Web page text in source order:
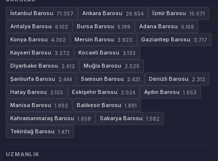
İstanbul Barosu
71.357 Ankara Barosu 26.654 İzmir Barosu 15.071
Antalya Barosu 6.102 Bursa Barosu 5.199 Adana Barosu 5.169
Konya Barosu 4.302 Mersin Barosu 3.923 Gaziantep Barosu 3.717
Kayseri Barosu 3.272 Kocaeli Barosu 3.132
Diyarbakır Barosu 2.612 Muğla Barosu 2.525
Şanlıurfa Barosu 2.444 Samsun Barosu 2.431 Denizli Barosu 2.312
Hatay Barosu 2.155 Eskişehir Barosu 2.024 Aydın Barosu 1.953
Manisa Barosu 1.892 Balıkesir Barosu 1.891
Kahramanmaraş Barosu 1.658 Sakarya Barosu 1.582
Tekirdağ Barosu 1.471
UZMANLIK